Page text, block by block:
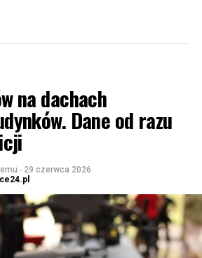
na dachach
Dane od razu
- 29 czerwca 2026